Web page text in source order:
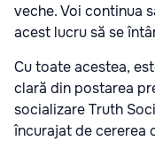
veche. Voi continua
acest lucru să se
Cu toate acestea,
clară din postarea
socializare Truth
încurajat de cererea